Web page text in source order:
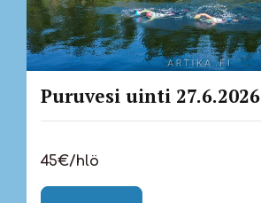
Puruvesi uinti 27.6.2026
45€/hlö